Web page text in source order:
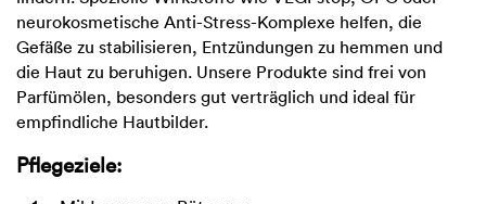
neurokosmetische Anti-Stress-Komplexe helfen, die
Gefäße zu stabilisieren, Entzündungen zu hemmen und
die Haut zu beruhigen. Unsere Produkte sind frei von
Parfümölen, besonders gut verträglich und ideal für
empfindliche Hautbilder.
Pflegeziele: